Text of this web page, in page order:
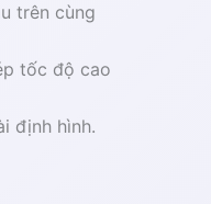
trên cùng
tốc độ cao
định hình.